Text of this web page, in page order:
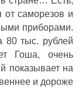
от саморезов и
приборами.
80 тыс. рублей
Гоша, очень
показывает на
и дороже